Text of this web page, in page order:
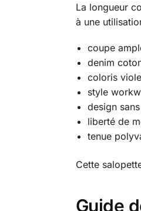
La longueur
à une
coupe
denim
coloris
style
design
liberté de
tenue
Cette
Guide